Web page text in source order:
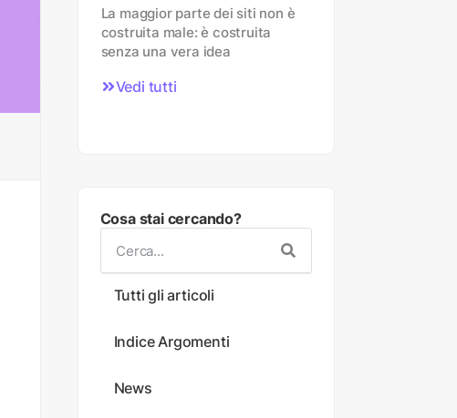
La maggior parte dei siti non è
costruita male: è costruita
senza una vera idea
Vedi tutti
Cosa stai cercando?
Tutti gli articoli
Indice Argomenti
News